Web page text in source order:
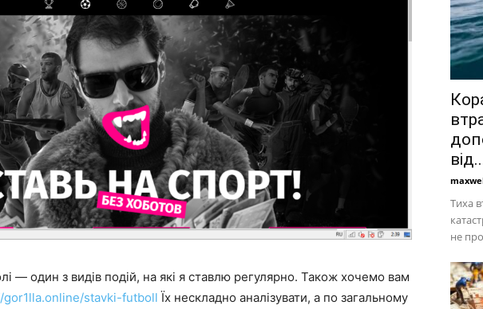
— один з видів подій, на які я ставлю регулярно. Також хочемо вам
gor1lla.online/stavki-futboll Їх нескладно аналізувати, а по загальному
Тиха
не